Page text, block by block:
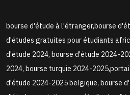
bourse d'étude à l'étranger,bourse
d'études gratuites pour étudiants
d'étude 2024, bourse d'étude 2024-
2024, bourse turquie 2024-
d'étude 2024-2025 belgique, bourse